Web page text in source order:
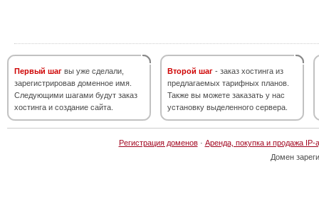
Первый шаг вы уже сделали,
зарегистрировав доменное имя.
Следующими шагами будут заказ
хостинга и создание сайта.
Второй шаг - заказ хостинга из
предлагаемых тарифных планов.
Также вы можете заказать у нас
установку выделенного сервера.
Регистрация доменов· Аренда, покупка и продажа IP-
Домен